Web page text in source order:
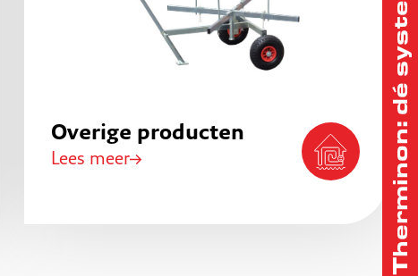
Overige producten
Lees meer